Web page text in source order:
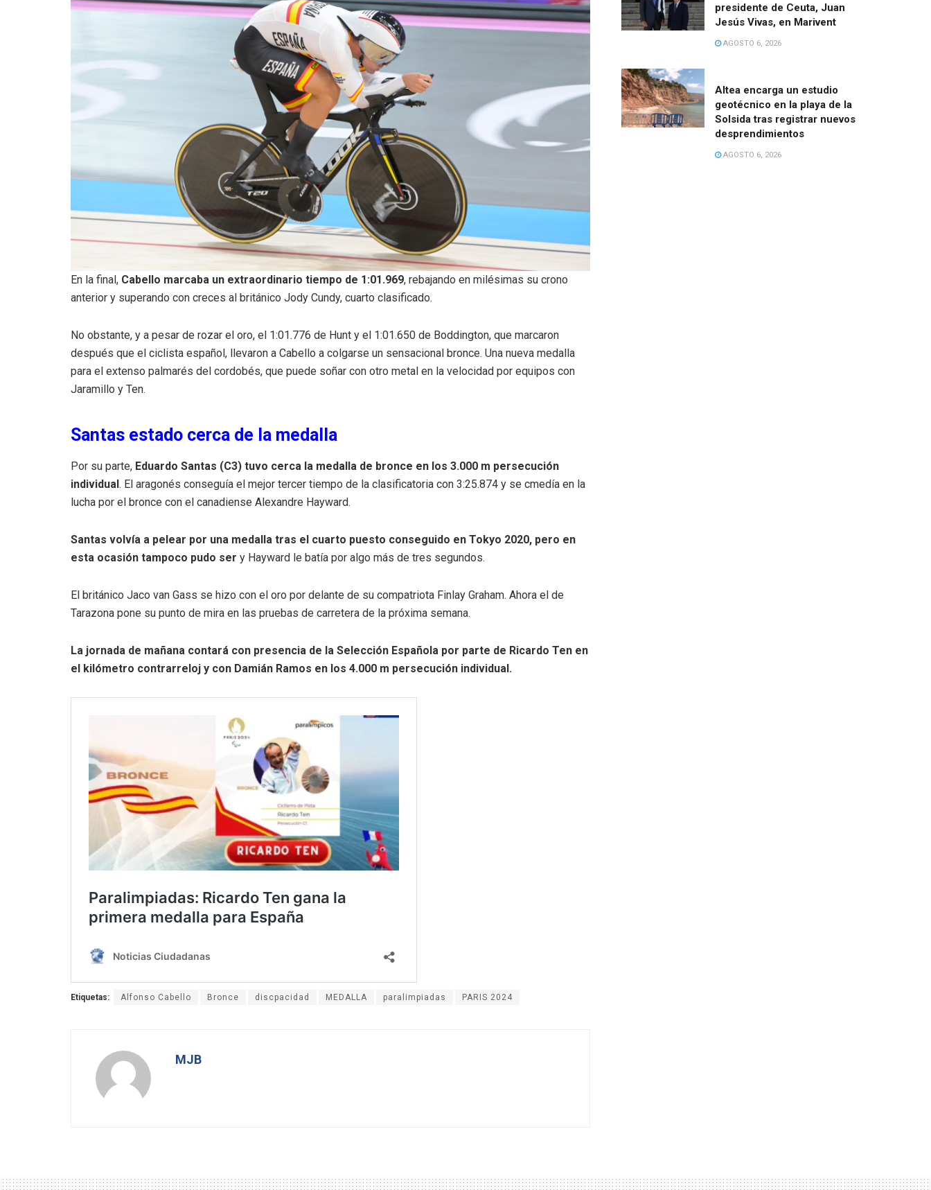
En la final, Cabello marcaba un extraordinario tiempo de 1:01.969, rebajando en milésimas su crono
anterior y superando con creces al británico Jody Cundy, cuarto clasificado.
No obstante, y a pesar de rozar el oro, el 1:01.776 de Hunt y el 1:01.650 de Boddington, que marcaron
después que el ciclista español, llevaron a Cabello a colgarse un sensacional bronce. Una nueva medalla
para el extenso palmarés del cordobés, que puede soñar con otro metal en la velocidad por equipos con
Jaramillo y Ten.
Santas estado cerca de la medalla
Por su parte, Eduardo Santas (C3) tuvo cerca la medalla de bronce en los 3.000 m persecución
individual . El aragonés conseguía el mejor tercer tiempo de la clasificatoria con 3:25.874 y se cmedía en la
lucha por el bronce con el canadiense Alexandre Hayward.
Santas volvía a pelear por una medalla tras el cuarto puesto conseguido en Tokyo 2020, pero en
esta ocasión tampoco pudo ser y Hayward le batía por algo más de tres segundos.
El británico Jaco van Gass se hizo con el oro por delante de su compatriota Finlay Graham. Ahora el de
Tarazona pone su punto de mira en las pruebas de carretera de la próxima semana.
La jornada de mañana contará con presencia de la Selección Española por parte de Ricardo Ten en
el kilómetro contrarreloj y con Damián Ramos en los 4.000 m persecución individual.
Etiquetas: Alfonso Cabello Bronce discpacidad MEDALLA paralimpiadas PARIS 2024
MJB
presidente de Ceuta, Juan
Jesús Vivas, en Marivent
AGOSTO 6, 2026
Altea encarga un estudio
geotécnico en la playa de la
Solsida tras registrar nuevos
desprendimientos
AGOSTO 6, 2026